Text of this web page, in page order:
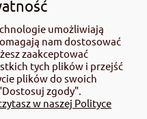
Do koszyka
umożliwiają
nam dostosować
zaakceptować
tych plików i przejść
plików do swoich
zgody".
w naszej Polityce